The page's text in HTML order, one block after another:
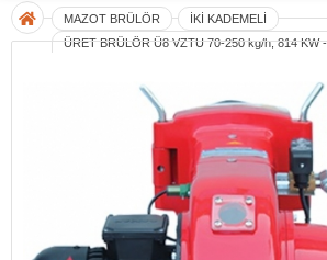
MAZOT BRÜLÖR
İKİ KADEMELİ
ÜRET BRÜLÖR Ü8 VZTU 70-250 kg/h, 814 KW